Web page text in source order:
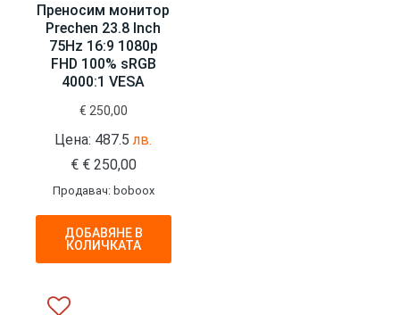
Преносим монитор
Prechen 23.8 Inch
75Hz 16:9 1080p
FHD 100% sRGB
4000:1 VESA
€ 250,00
Цена: 487.5лв.
€ €250,00
Продавач: boboox
ДОБАВЯНЕ В
КОЛИЧКАТА